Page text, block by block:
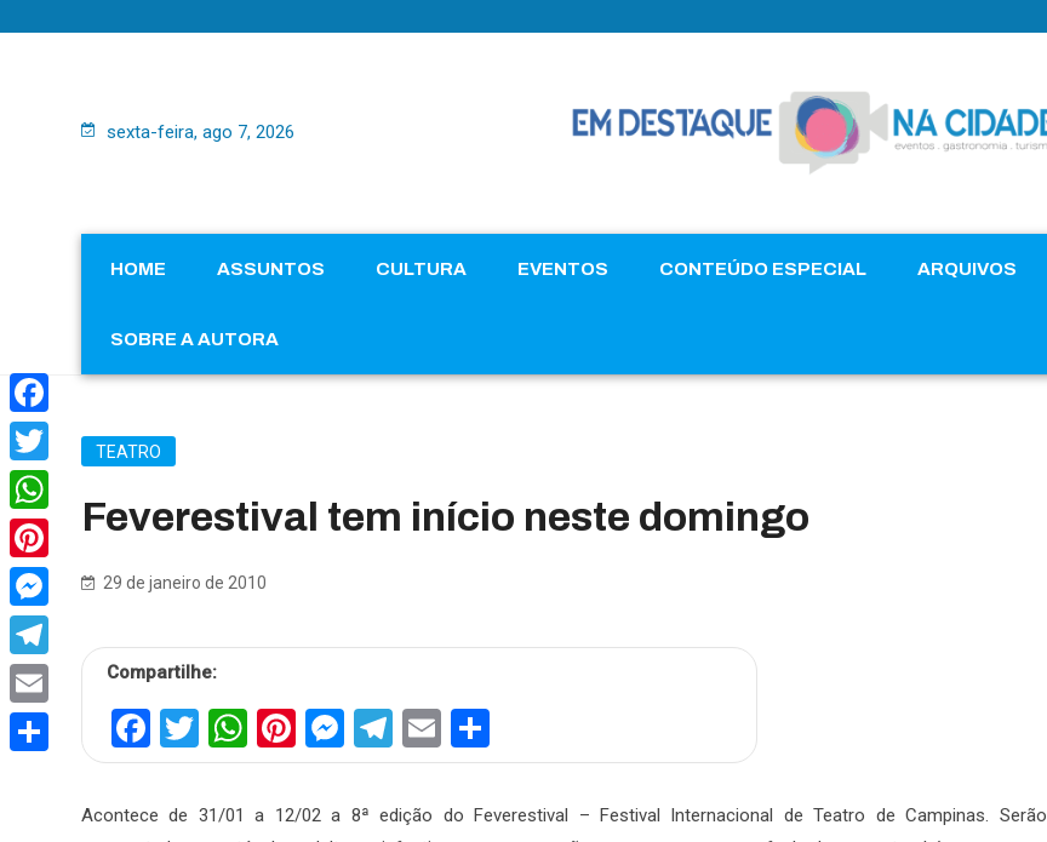
sexta-feira, ago 7, 2026
HOME ASSUNTOS CULTURA EVENTOS CONTEÚDO ESPECIAL ARQUIVOS
SOBRE A AUTORA
TEATRO
Feverestival tem início neste domingo
29 de janeiro de 2010
Compartilhe:
Facebook
Twitter
WhatsApp
Pinterest
Messenger
Telegram
Email
Acontece de 31/01 a 12/02 a 8ª edição do Feverestival – Festival Internacional de Teatro de Campinas. Serão
Facebook
Twitter
WhatsApp
Pinterest
Messenger
Telegram
Email